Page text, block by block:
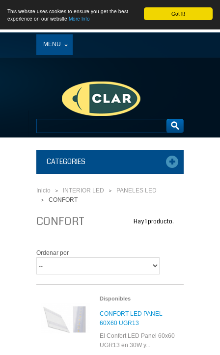
Got it!
This website uses cookies to ensure you get the best
experience on our website More info
MENU
CATEGORIES
Inicio
>
INTERIOR LED
PANELES LED
CONFORT
CONFORT Hay 1 producto.
Ordenar por
Disponibles
CONFORT LED PANEL
60X60 UGR13
El Confort LED Panel 60x60
UGR13 en 30W y...